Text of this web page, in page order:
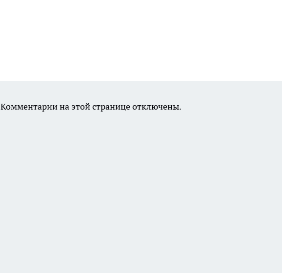
Комментарии на этой странице отключены.